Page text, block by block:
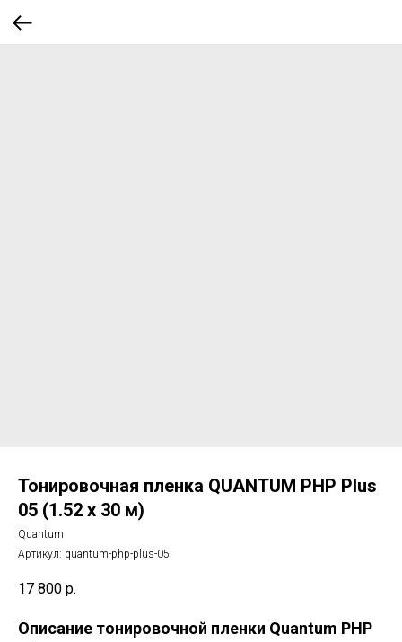
Тонировочная пленка QUANTUM PHP Plus
05 (1.52 х 30 м)
Quantum
Артикул: quantum-php-plus-05
17 800 р.
Описание тонировочной пленки Quantum PHP